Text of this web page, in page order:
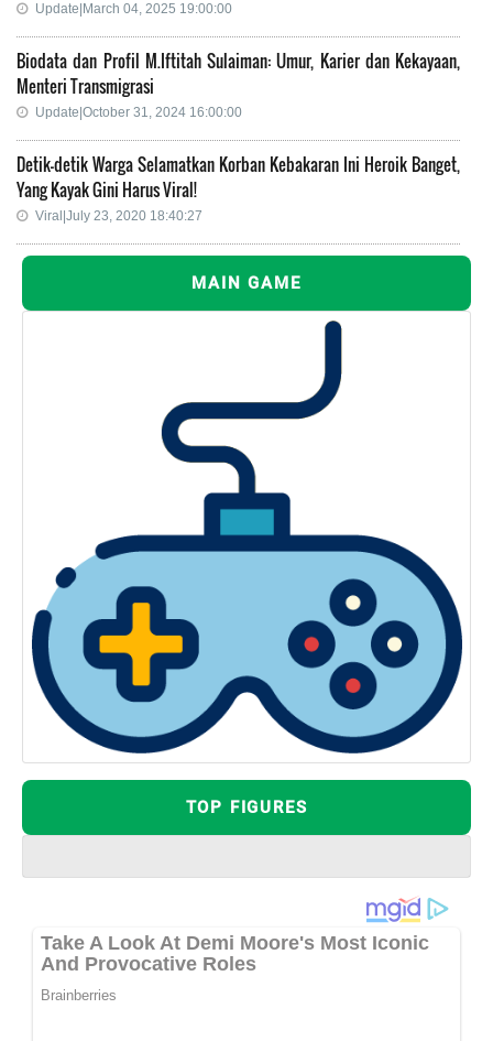
Update|March 04, 2025 19:00:00
Biodata dan Profil M.Iftitah Sulaiman: Umur, Karier dan Kekayaan,
Menteri Transmigrasi
Update|October 31, 2024 16:00:00
Detik-detik Warga Selamatkan Korban Kebakaran Ini Heroik Banget,
Yang Kayak Gini Harus Viral!
Viral|July 23, 2020 18:40:27
MAIN GAME
TOP FIGURES